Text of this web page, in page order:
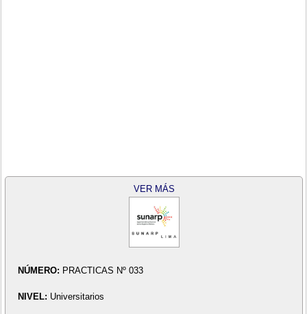
VER MÁS
NÚMERO: PRACTICAS Nº 033
NIVEL: Universitarios